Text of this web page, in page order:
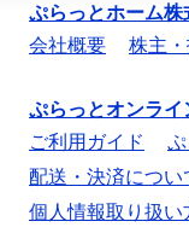
ぷらっとホーム株
会社概要
株主
ぷらっとオンライ
ご利用ガイド
配送・決済につい
個人情報取り扱い